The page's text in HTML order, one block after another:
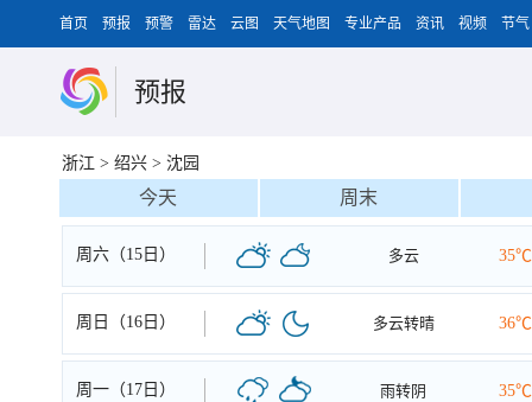
首页 预报 预警 雷达 云图 天气地图 专业产品 资讯 视频 节气
预报
浙江 > 绍兴 > 沈园
今天 周末
周六（15日） 多云 35℃
周日（16日） 多云转晴 36℃
周一（17日） 雨转阴 35℃